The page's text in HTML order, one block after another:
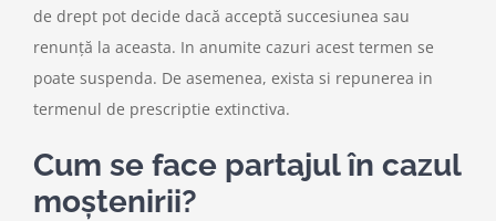
de drept pot decide dacă acceptă succesiunea sau
renunță la aceasta. In anumite cazuri acest termen se
poate suspenda. De asemenea, exista si repunerea in
termenul de prescriptie extinctiva.
Cum se face partajul în cazul
moștenirii?